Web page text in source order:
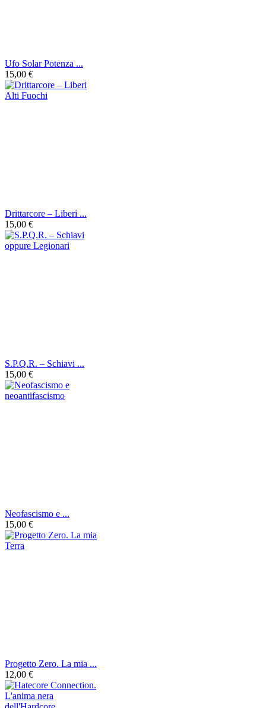
Ufo Solar Potenza ...
15,00 €
Drittarcore ‎– Liberi ...
15,00 €
S.P.Q.R. – Schiavi ...
15,00 €
Neofascismo e ...
15,00 €
Progetto Zero. La mia ...
12,00 €